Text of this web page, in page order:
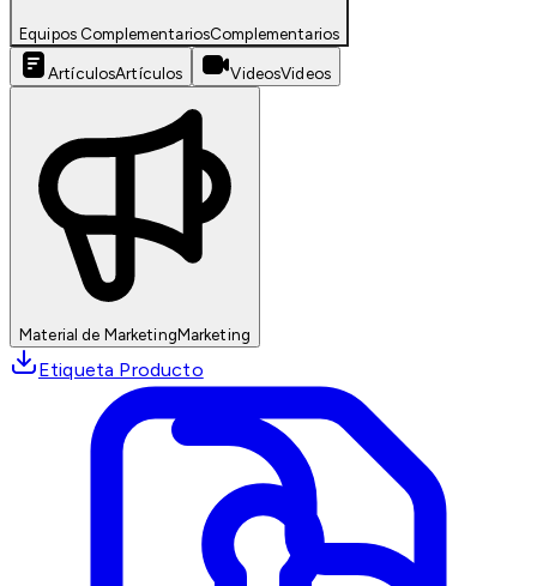
Equipos ComplementariosComplementarios
ArtículosArtículos VideosVideos
Material de MarketingMarketing
Etiqueta Producto